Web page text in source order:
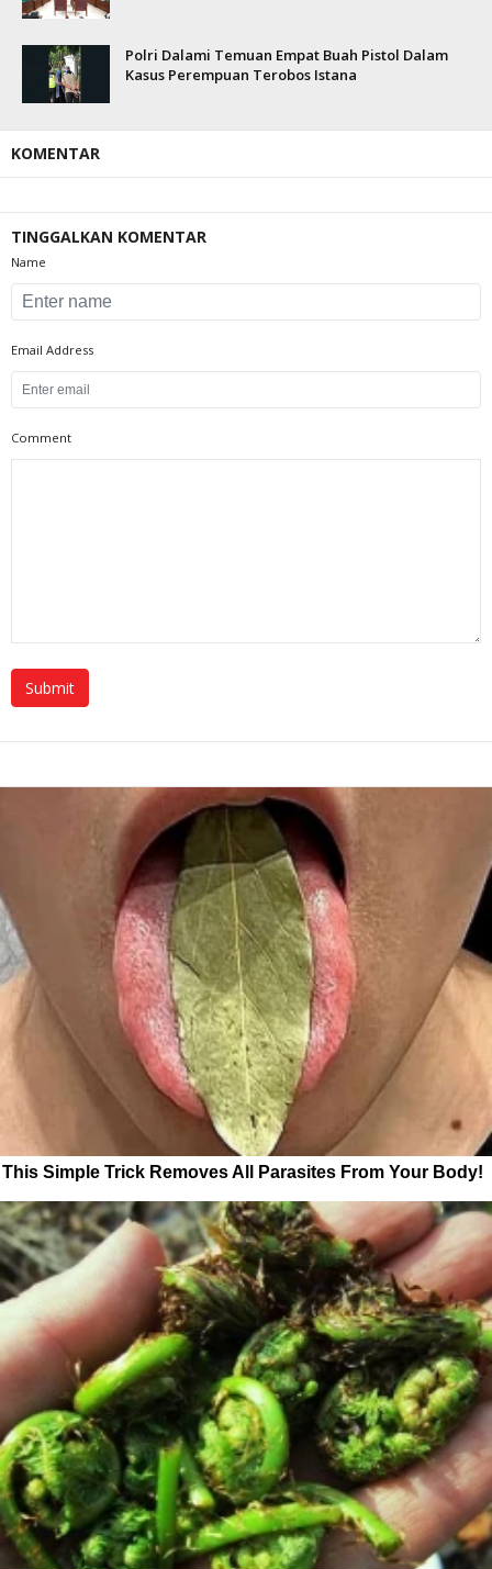
Polri Dalami Temuan Empat Buah Pistol Dalam
Kasus Perempuan Terobos Istana
KOMENTAR
TINGGALKAN KOMENTAR
Name
Email Address
Comment
This Simple Trick Removes All Parasites From Your Body!